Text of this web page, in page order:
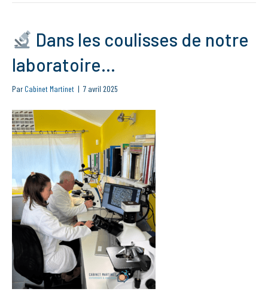
Dans les coulisses de notre
laboratoire…
Par Cabinet Martinet | 7 avril 2025